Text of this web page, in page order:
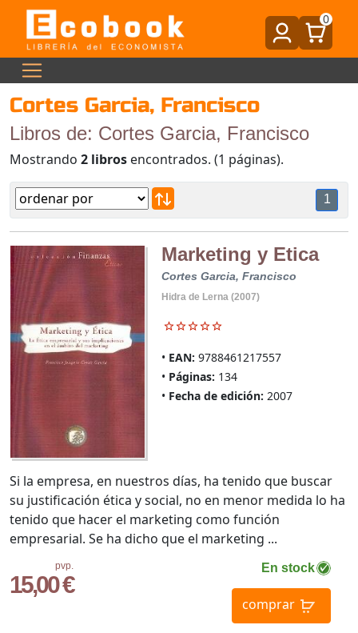
0
Cortes Garcia, Francisco
Libros de: Cortes Garcia, Francisco
Mostrando 2 libros encontrados. (1 páginas).
1
Marketing y Etica
Cortes Garcia, Francisco
Hidra de Lerna (2007)
EAN: 9788461217557
Páginas: 134
Fecha de edición: 2007
pvp.
15,00 €
En stock
comprar
Si la empresa, en nuestros días, ha tenido que buscar
su justificación ética y social, no en menor medida lo ha
tenido que hacer el marketing como función
empresarial. Se ha dicho que el marketing ...